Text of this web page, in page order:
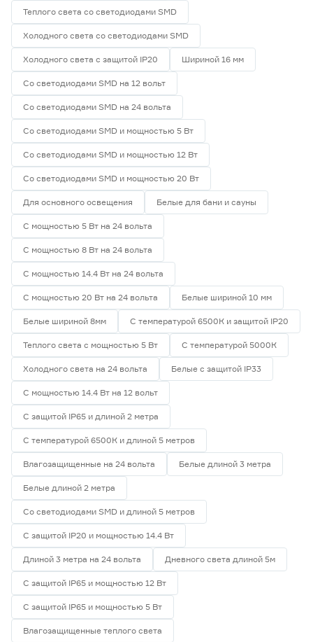
Теплого света со светодиодами SMD
Холодного света со светодиодами SMD
Холодного света с защитой IP20 Шириной 16 мм
Со светодиодами SMD на 12 вольт
Со светодиодами SMD на 24 вольта
Со светодиодами SMD и мощностью 5 Вт
Со светодиодами SMD и мощностью 12 Вт
Со светодиодами SMD и мощностью 20 Вт
Для основного освещения Белые для бани и сауны
С мощностью 5 Вт на 24 вольта
С мощностью 8 Вт на 24 вольта
С мощностью 14.4 Вт на 24 вольта
С мощностью 20 Вт на 24 вольта Белые шириной 10 мм
Белые шириной 8мм С температурой 6500К и защитой IP20
Теплого света с мощностью 5 Вт С температурой 5000К
Холодного света на 24 вольта Белые с защитой IP33
С мощностью 14.4 Вт на 12 вольт
С защитой IP65 и длиной 2 метра
С температурой 6500К и длиной 5 метров
Влагозащищенные на 24 вольта Белые длиной 3 метра
Белые длиной 2 метра
Со светодиодами SMD и длиной 5 метров
С защитой IP20 и мощностью 14.4 Вт
Длиной 3 метра на 24 вольта Дневного света длиной 5м
С защитой IP65 и мощностью 12 Вт
С защитой IP65 и мощностью 5 Вт
Влагозащищенные теплого света